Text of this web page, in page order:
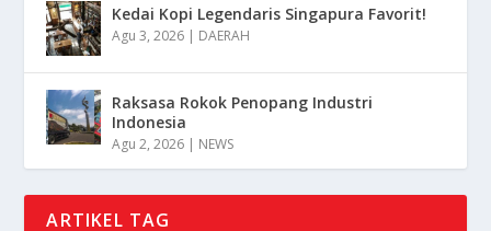
Kedai Kopi Legendaris Singapura Favorit!
Agu 3, 2026 | DAERAH
Raksasa Rokok Penopang Industri
Indonesia
Agu 2, 2026 | NEWS
ARTIKEL TAG